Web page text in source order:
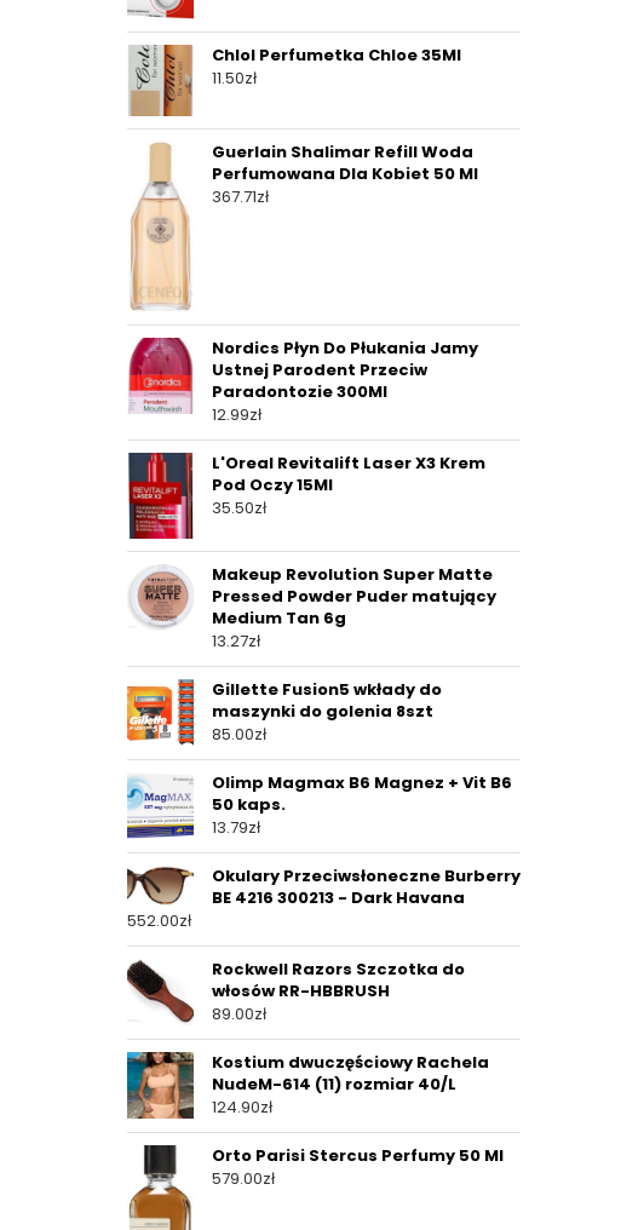
Chlol Perfumetka Chloe 35Ml
11.50zł
Guerlain Shalimar Refill Woda
Perfumowana Dla Kobiet 50 Ml
367.71zł
Nordics Płyn Do Płukania Jamy
Ustnej Parodent Przeciw
Paradontozie 300Ml
12.99zł
L'Oreal Revitalift Laser X3 Krem
Pod Oczy 15Ml
35.50zł
Makeup Revolution Super Matte
Pressed Powder Puder matujący
Medium Tan 6g
13.27zł
Gillette Fusion5 wkłady do
maszynki do golenia 8szt
85.00zł
Olimp Magmax B6 Magnez + Vit B6
50 kaps.
13.79zł
Okulary Przeciwsłoneczne Burberry
BE 4216 300213 - Dark Havana
552.00zł
Rockwell Razors Szczotka do
włosów RR-HBBRUSH
89.00zł
Kostium dwuczęściowy Rachela
NudeM-614 (11) rozmiar 40/L
124.90zł
Orto Parisi Stercus Perfumy 50 Ml
579.00zł